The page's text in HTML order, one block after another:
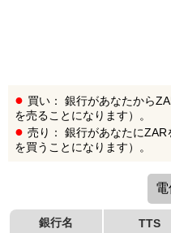
買い： 銀行があなたから
を売ることになります）。
売り： 銀行があなたに
を買うことになります）。
銀行名 TTS